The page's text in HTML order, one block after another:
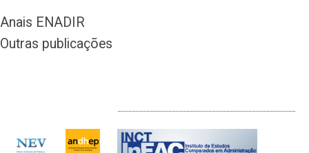
Anais ENADIR
Outras publicações